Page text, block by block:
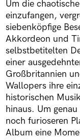
Um die
einzufangen,
siebenköpfige
Akkordeon und
selbstbetitelten
einer
Großbritannien
Wallopers ihre
historischen
hinaus. Um
noch furioseren
Album eine